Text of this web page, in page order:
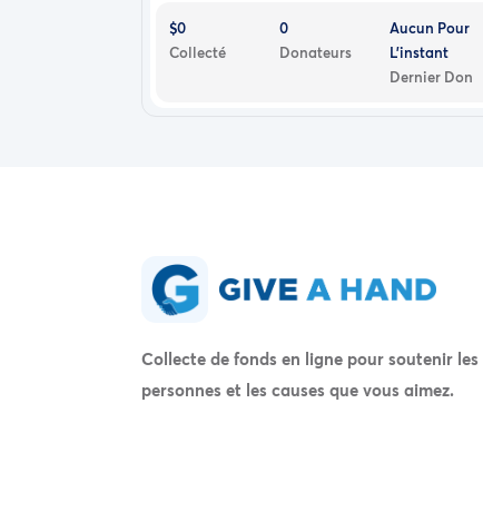
$0
Collecté
0
Donateurs
Aucun Pour
L'instant
Dernier Don
Collecte de fonds en ligne pour soutenir les
personnes et les causes que vous aimez.